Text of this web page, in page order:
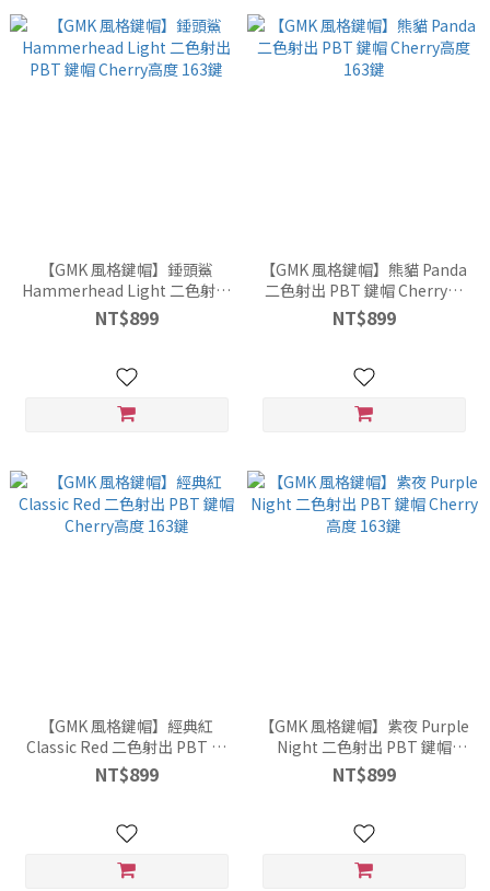
【GMK 風格鍵帽】錘頭鯊
Hammerhead Light 二色射出
PBT 鍵帽 Cherry高度 163鍵
NT$899
【GMK 風格鍵帽】熊貓 Panda
二色射出 PBT 鍵帽 Cherry高
度 163鍵
NT$899
【GMK 風格鍵帽】經典紅
Classic Red 二色射出 PBT 鍵
帽 Cherry高度 163鍵
NT$899
【GMK 風格鍵帽】紫夜 Purple
Night 二色射出 PBT 鍵帽
Cherry高度 163鍵
NT$899